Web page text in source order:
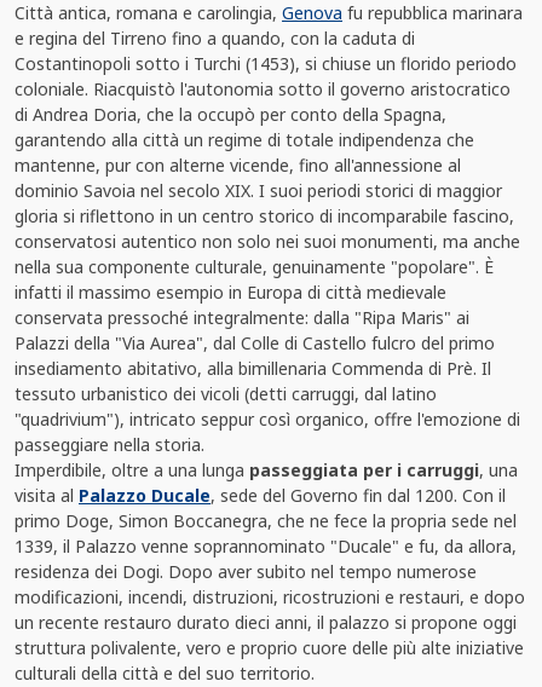
Città antica, romana e carolingia, Genova fu repubblica marinara
e regina del Tirreno fino a quando, con la caduta di
Costantinopoli sotto i Turchi (1453), si chiuse un florido periodo
coloniale. Riacquistò l'autonomia sotto il governo aristocratico
di Andrea Doria, che la occupò per conto della Spagna,
garantendo alla città un regime di totale indipendenza che
mantenne, pur con alterne vicende, fino all'annessione al
dominio Savoia nel secolo XIX. I suoi periodi storici di maggior
gloria si riflettono in un centro storico di incomparabile fascino,
conservatosi autentico non solo nei suoi monumenti, ma anche
nella sua componente culturale, genuinamente "popolare". È
infatti il massimo esempio in Europa di città medievale
conservata pressoché integralmente: dalla "Ripa Maris" ai
Palazzi della "Via Aurea", dal Colle di Castello fulcro del primo
insediamento abitativo, alla bimillenaria Commenda di Prè. Il
tessuto urbanistico dei vicoli (detti carruggi, dal latino
"quadrivium"), intricato seppur così organico, offre l'emozione di
passeggiare nella storia.
Imperdibile, oltre a una lunga passeggiata per i carruggi, una
visita al Palazzo Ducale, sede del Governo fin dal 1200. Con il
primo Doge, Simon Boccanegra, che ne fece la propria sede nel
1339, il Palazzo venne soprannominato "Ducale" e fu, da allora,
residenza dei Dogi. Dopo aver subito nel tempo numerose
modificazioni, incendi, distruzioni, ricostruzioni e restauri, e dopo
un recente restauro durato dieci anni, il palazzo si propone oggi
struttura polivalente, vero e proprio cuore delle più alte iniziative
culturali della città e del suo territorio.